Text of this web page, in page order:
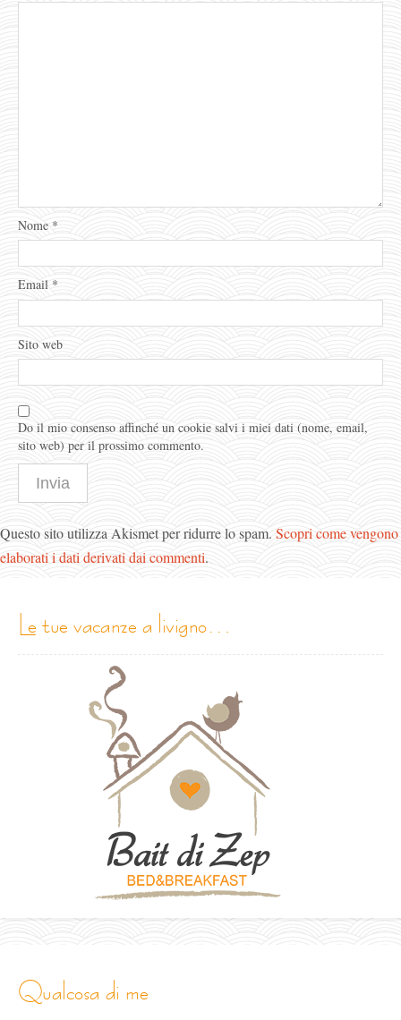
Nome *
Email *
Sito web
Do il mio consenso affinché un cookie salvi i miei dati (nome, email,
sito web) per il prossimo commento.
Questo sito utilizza Akismet per ridurre lo spam. Scopri come vengono
elaborati i dati derivati dai commenti.
le tue vacanze a livigno…
qualcosa di me